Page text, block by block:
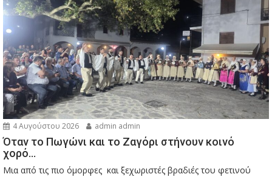
4 Αυγούστου 2026 admin admin
Όταν το Πωγώνι και το Ζαγόρι στήνουν κοινό
χορό…
Μια από τις πιο όμορφες και ξεχωριστές βραδιές του φετινού